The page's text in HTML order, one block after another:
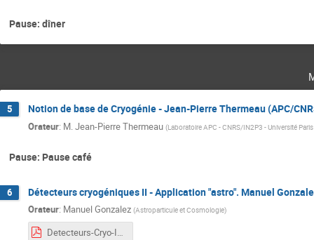
Pause: dîner
5 Notion de base de Cryogénie - Jean-Pierre Thermeau (APC/
Orateur: M.Jean-Pierre Thermeau (Laboratoire APC - CNRS/IN2P3 - Université
Pause: Pause café
6 Détecteurs cryogéniques II - Application "astro". Manuel
Orateur: Manuel Gonzalez (Astroparticule et Cosmologie)
Detecteurs-Cryo-II-Gonzalez-Astro.pdf